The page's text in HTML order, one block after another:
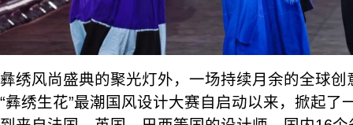
彝绣风尚盛典的聚光灯外，一场持续月余的全球
“彝绣生花”最潮国风设计大赛自启动以来，掀起